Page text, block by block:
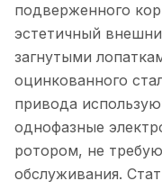
подверженного
эстетичный
загнутыми
оцинкованного
привода
однофазные
ротором, не
обслуживания.